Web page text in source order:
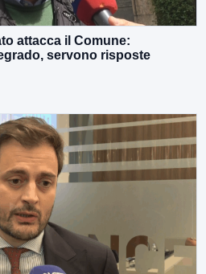
attacca il Comune:
servono risposte